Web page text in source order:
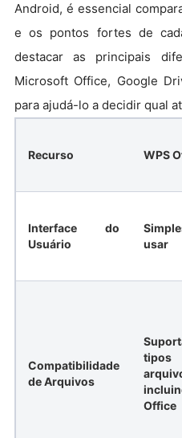
Android, é essencial
e os pontos fortes de
destacar as principais
Microsoft Office, Google
para ajudá-lo a decidir qual
Recurso WPS
Interface do
Usuário
usar
Compatibilidade
de Arquivos
Office